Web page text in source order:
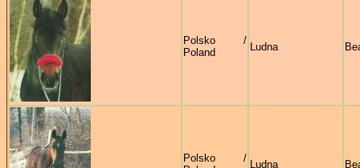
Polsko /
Poland
Ludna
Polsko /
Ludna